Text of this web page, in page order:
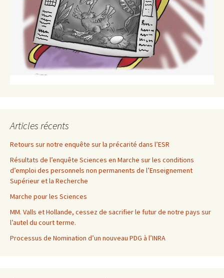
Articles récents
Retours sur notre enquête sur la précarité dans l’ESR
Résultats de l’enquête Sciences en Marche sur les conditions
d’emploi des personnels non permanents de l’Enseignement
Supérieur et la Recherche
Marche pour les Sciences
MM. Valls et Hollande, cessez de sacrifier le futur de notre pays sur
l’autel du court terme.
Processus de Nomination d’un nouveau PDG à l’INRA